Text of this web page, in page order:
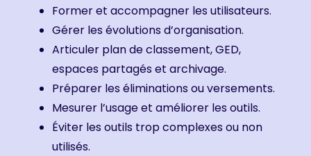
Former et accompagner les utilisateurs.
Gérer les évolutions d’organisation.
Articuler plan de classement, GED,
espaces partagés et archivage.
Préparer les éliminations ou versements.
Mesurer l’usage et améliorer les outils.
Éviter les outils trop complexes ou non
utilisés.